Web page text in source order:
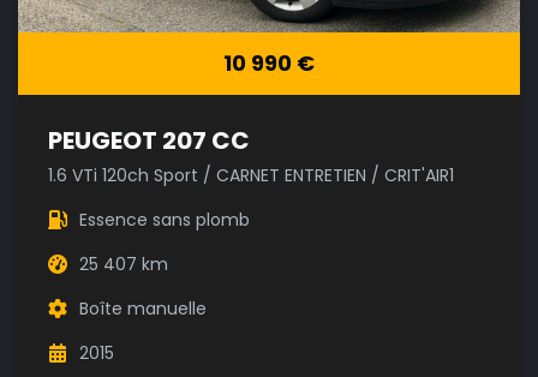
10 990 €
PEUGEOT 207 CC
1.6 VTi 120ch Sport / CARNET ENTRETIEN / CRIT'AIR1
Essence sans plomb
25 407 km
Boîte manuelle
2015